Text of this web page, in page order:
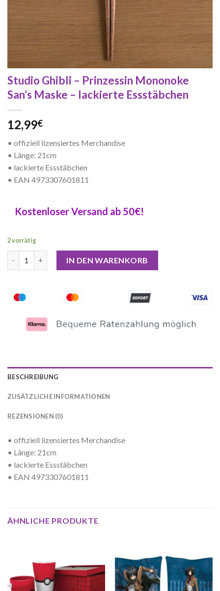
Studio Ghibli – Prinzessin Mononoke
San’s Maske – lackierte Essstäbchen
12,99€
• offiziell lizensiertes Merchandise
• Länge: 21cm
• lackierte Essstäbchen
• EAN 4973307601811
Kostenloser Versand ab 50€!
2 vorrätig
IN DEN WARENKORB
BESCHREIBUNG
ZUSÄTZLICHE INFORMATIONEN
REZENSIONEN (0)
• offiziell lizensiertes Merchandise
• Länge: 21cm
• lackierte Essstäbchen
• EAN 4973307601811
ÄHNLICHE PRODUKTE